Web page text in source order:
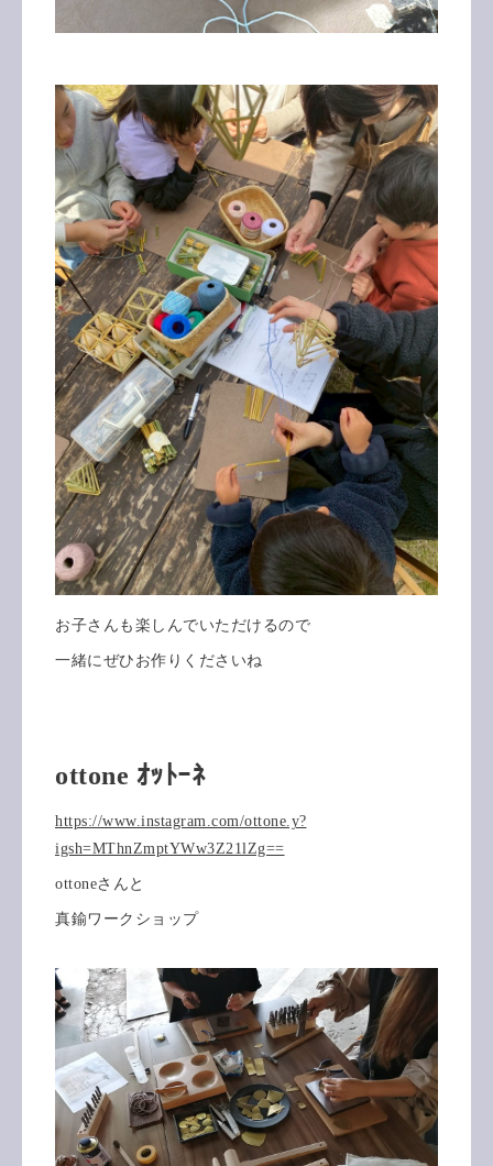
お子さんも楽しんでいただけるので
一緒にぜひお作りくださいね
ottone ｵｯﾄｰﾈ
https://www.instagram.com/ottone.y?
igsh=MThnZmptYWw3Z21lZg==
ottoneさんと
真鍮ワークショップ